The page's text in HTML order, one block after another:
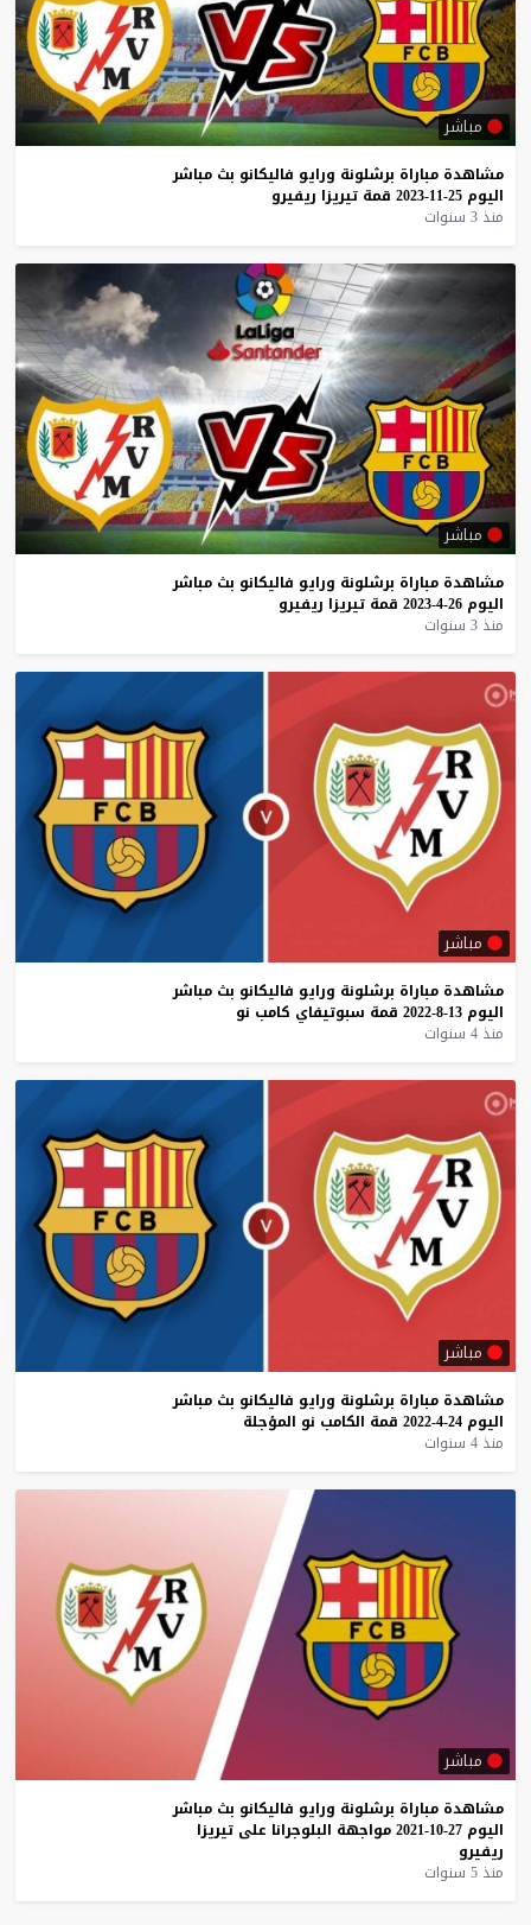
مباشر
مشاهدة مباراة برشلونة ورايو فاليكانو بث مباشر
اليوم 25-11-2023 قمة تيريزا ريفيرو
منذ 3 سنوات
مباشر
مشاهدة مباراة برشلونة ورايو فاليكانو بث مباشر
اليوم 26-4-2023 قمة تيريزا ريفيرو
منذ 3 سنوات
مباشر
مشاهدة مباراة برشلونة ورايو فاليكانو بث مباشر
اليوم 13-8-2022 قمة سبوتيفاي كامب نو
منذ 4 سنوات
مباشر
مشاهدة مباراة برشلونة ورايو فاليكانو بث مباشر
اليوم 24-4-2022 قمة الكامب نو المؤجلة
منذ 4 سنوات
مباشر
مشاهدة مباراة برشلونة ورايو فاليكانو بث مباشر
اليوم 27-10-2021 مواجهة البلوجرانا على تيريزا
ريفيرو
منذ 5 سنوات